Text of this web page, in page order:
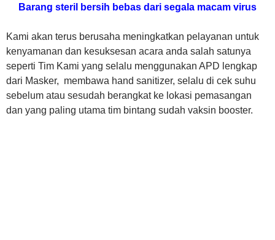
Barang steril bersih bebas dari segala macam virus
Kami akan terus berusaha meningkatkan pelayanan untuk
kenyamanan dan kesuksesan acara anda salah satunya
seperti Tim Kami yang selalu menggunakan APD lengkap
dari Masker, membawa hand sanitizer, selalu di cek suhu
sebelum atau sesudah berangkat ke lokasi pemasangan
dan yang paling utama tim bintang sudah vaksin booster.